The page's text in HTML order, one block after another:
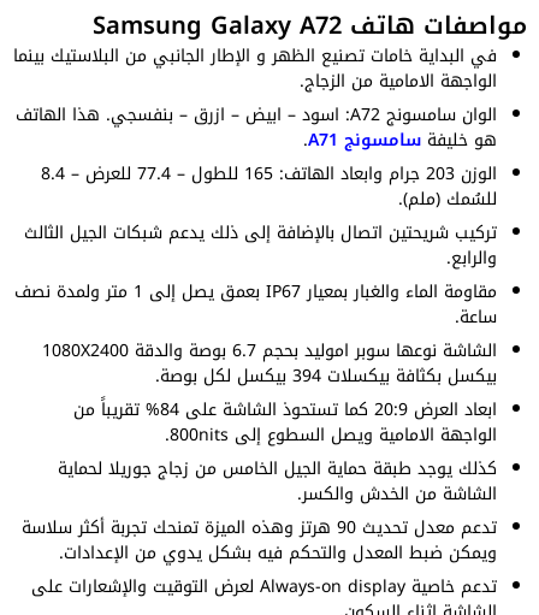
مواصفات هاتف Samsung Galaxy A72
في البداية خامات تصنيع الظهر و الإطار الجانبي من البلاستيك بينما
الواجهة الامامية من الزجاج.
الوان سامسونج A72: اسود – ابيض – ازرق – بنفسجي. هذا الهاتف
هو خليفة سامسونج A71
.
الوزن 203 جرام وابعاد الهاتف: 165 للطول – 77.4 للعرض – 8.4
للسُمك (ملم).
تركيب شريحتين اتصال بالإضافة إلى ذلك يدعم شبكات الجيل الثالث
والرابع.
مقاومة الماء والغبار بمعيار IP67 بعمق يصل إلى 1 متر ولمدة نصف
ساعة.
الشاشة نوعها سوبر اموليد بحجم 6.7 بوصة والدقة 1080X2400
بيكسل بكثافة بيكسلات 394 بيكسل لكل بوصة.
ابعاد العرض 20:9 كما تستحوذ الشاشة على 84% تقريباً من
الواجهة الامامية ويصل السطوع إلى 800nits.
كذلك يوجد طبقة حماية الجيل الخامس من زجاج جوريلا لحماية
الشاشة من الخدش والكسر.
تدعم معدل تحديث 90 هرتز وهذه الميزة تمنحك تجربة أكثر سلاسة
ويمكن ضبط المعدل والتحكم فيه بشكل يدوي من الإعدادات.
تدعم خاصية Always-on display لعرض التوقيت والإشعارات على